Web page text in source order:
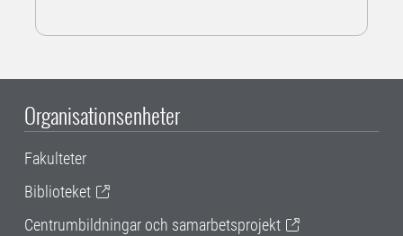
Organisationsenheter
Fakulteter
Biblioteket
Centrumbildningar och samarbetsprojekt